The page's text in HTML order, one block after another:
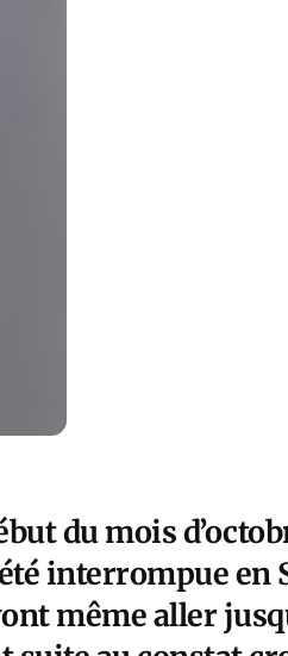
du mois
interrompue en
même aller